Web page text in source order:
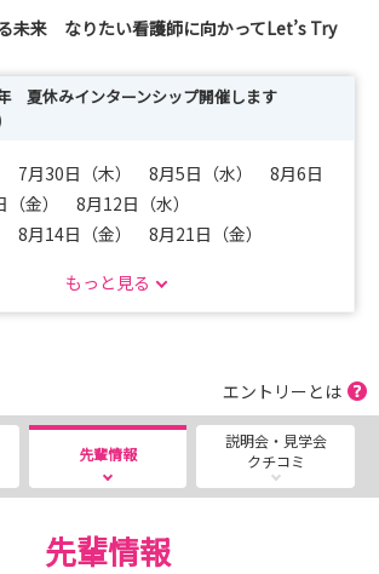
未来 なりたい看護師に向かってLet’s Try
夏休みインターンシップ開催します
7月30日（木） 8月5日（水） 8月6日
（金） 8月12日（水）
8月14日（金） 8月21日（金）
ーンシップが大好評だったため、今年も
初めてお申し込みの方」に限らせていただ
心よりお待ち申し上げます。
込みは当院ホームページをご覧ください。
もっと見る
エントリーとは
先輩情報
説明会・見学会
クチコミ
先輩情報